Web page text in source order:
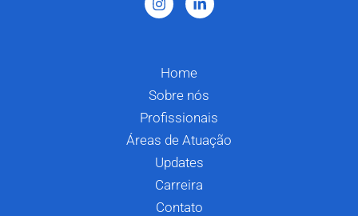
Home
Sobre nós
Profissionais
Áreas de Atuação
Updates
Carreira
Contato